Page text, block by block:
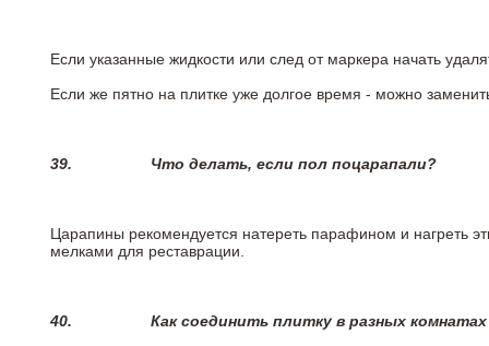
Если указанные жидкости или след от маркера начать
Если же пятно на плитке уже долгое время - можно
39. Что делать, если пол поцарапали?
Царапины рекомендуется натереть парафином и нагреть
мелками для реставрации.
40. Как соединить плитку в разных